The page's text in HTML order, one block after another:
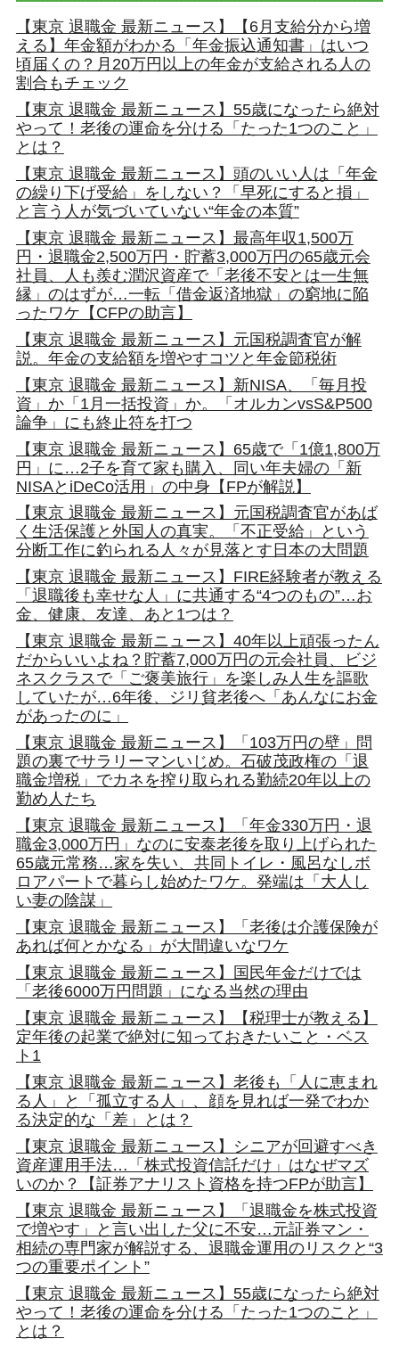
【東京 退職金 最新ニュース】【6月支給分から増
える】年金額がわかる「年金振込通知書」はいつ
頃届くの？月20万円以上の年金が支給される人の
割合もチェック
【東京 退職金 最新ニュース】55歳になったら絶対
やって！老後の運命を分ける「たった1つのこと」
とは？
【東京 退職金 最新ニュース】頭のいい人は「年金
の繰り下げ受給」をしない？「早死にすると損」
と言う人が気づいていない“年金の本質”
【東京 退職金 最新ニュース】最高年収1,500万
円・退職金2,500万円・貯蓄3,000万円の65歳元会
社員、人も羨む潤沢資産で「老後不安とは一生無
縁」のはずが…一転「借金返済地獄」の窮地に陥
ったワケ【CFPの助言】
【東京 退職金 最新ニュース】元国税調査官が解
説。年金の支給額を増やすコツと年金節税術
【東京 退職金 最新ニュース】新NISA、「毎月投
資」か「1月一括投資」か。「オルカンvsS&P500
論争」にも終止符を打つ
【東京 退職金 最新ニュース】65歳で「1億1,800万
円」に…2子を育て家も購入、同い年夫婦の「新
NISAとiDeCo活用」の中身【FPが解説】
【東京 退職金 最新ニュース】元国税調査官があば
く生活保護と外国人の真実。「不正受給」という
分断工作に釣られる人々が見落とす日本の大問題
【東京 退職金 最新ニュース】FIRE経験者が教える
「退職後も幸せな人」に共通する“4つのもの”…お
金、健康、友達、あと1つは？
【東京 退職金 最新ニュース】40年以上頑張ったん
だからいいよね？貯蓄7,000万円の元会社員、ビジ
ネスクラスで「ご褒美旅行」を楽しみ人生を謳歌
していたが…6年後、ジリ貧老後へ「あんなにお金
があったのに」
【東京 退職金 最新ニュース】「103万円の壁」問
題の裏でサラリーマンいじめ。石破茂政権の「退
職金増税」でカネを搾り取られる勤続20年以上の
勤め人たち
【東京 退職金 最新ニュース】「年金330万円・退
職金3,000万円」なのに安泰老後を取り上げられた
65歳元常務…家を失い、共同トイレ・風呂なしボ
ロアパートで暮らし始めたワケ。発端は「大人し
い妻の陰謀」
【東京 退職金 最新ニュース】「老後は介護保険が
あれば何とかなる」が大間違いなワケ
【東京 退職金 最新ニュース】国民年金だけでは
「老後6000万円問題」になる当然の理由
【東京 退職金 最新ニュース】【税理士が教える】
定年後の起業で絶対に知っておきたいこと・ベス
ト1
【東京 退職金 最新ニュース】老後も「人に恵まれ
る人」と「孤立する人」、顔を見れば一発でわか
る決定的な「差」とは？
【東京 退職金 最新ニュース】シニアが回避すべき
資産運用手法…「株式投資信託だけ」はなぜマズ
いのか？【証券アナリスト資格を持つFPが助言】
【東京 退職金 最新ニュース】「退職金を株式投資
で増やす」と言い出した父に不安…元証券マン・
相続の専門家が解説する、退職金運用のリスクと“3
つの重要ポイント”
【東京 退職金 最新ニュース】55歳になったら絶対
やって！老後の運命を分ける「たった1つのこと」
とは？